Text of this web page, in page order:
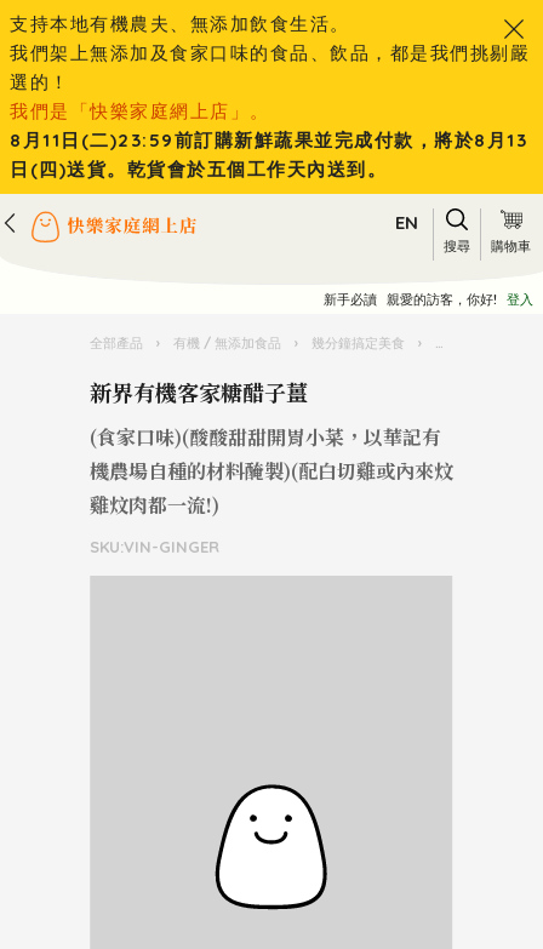
支持本地有機農夫、無添加飲食生活。
我們架上無添加及食家口味的食品、飲品，都是我們挑剔嚴
選的！
我們是「快樂家庭網上店」。
8月11日(二)23:59前訂購新鮮蔬果並完成付款，將於8月13
日(四)送貨。乾貨會於五個工作天內送到。
EN
搜尋 購物車
新手必讀 親愛的訪客，你好! 登入
全部產品 › 有機 / 無添加食品 › 幾分鐘搞定美食 › 新界有機客家糖
新界有機客家糖醋子薑
(食家口味)(酸酸甜甜開胃小菜，以華記有
機農場自種的材料醃製)(配白切雞或內來炆
雞炆肉都一流!)
SKU:VIN-GINGER